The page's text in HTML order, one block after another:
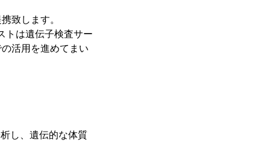
致します。
トは遺伝子検査サー
活用を進めてまい
し、遺伝的な体質